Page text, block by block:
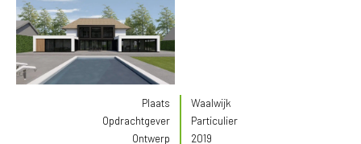
Plaats
Waalwijk
Opdrachtgever
Particulier
Ontwerp
2019